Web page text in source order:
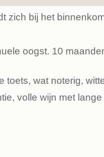
zich bij het
oogst. 10
toets, wat noterig,
volle wijn met